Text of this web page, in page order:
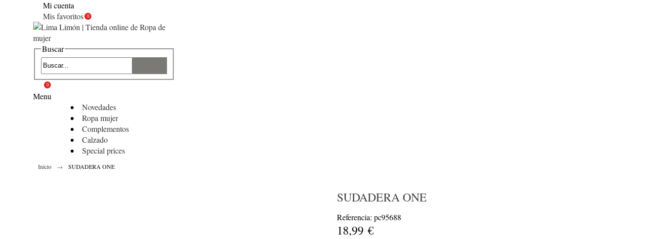
Mi cuenta
Mis favoritos
0
Buscar
0
Menu
Novedades
Ropa mujer
Complementos
Calzado
Special prices
Inicio SUDADERA ONE
SUDADERA ONE
Referencia: pc95688
18,99 €